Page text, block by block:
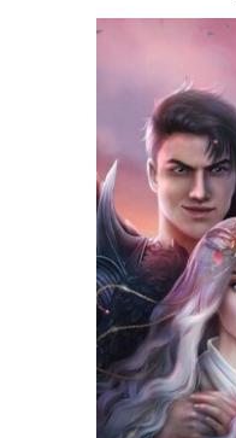
Хроники Гладиаторов